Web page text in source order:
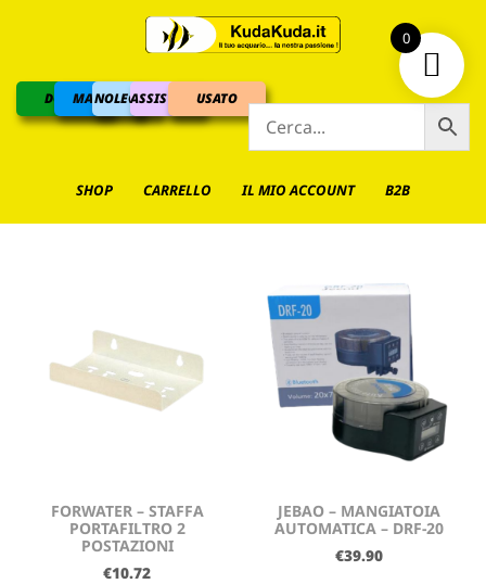
DOLCEMARINO
NOLEGGIOASSISTENZAUSATO
SHOP CARRELLO IL MIO ACCOUNT B2B
FORWATER – STAFFA
PORTAFILTRO 2
POSTAZIONI
€10.72
JEBAO – MANGIATOIA
AUTOMATICA – DRF-20
€39.90
0